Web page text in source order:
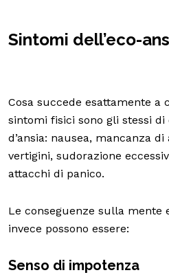
Sintomi dell’eco-
Cosa succede esattamente a
sintomi fisici sono gli stessi
d’ansia: nausea, mancanza
vertigini, sudorazione
attacchi di panico.
Le conseguenze sulla mente
invece possono essere:
Senso di impotenza